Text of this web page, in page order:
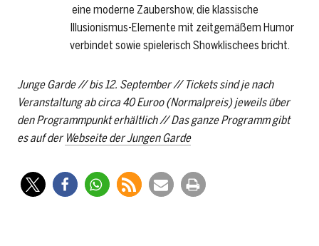
eine moderne Zaubershow, die klassische
Illusionismus-Elemente mit zeitgemäßem Humor
verbindet sowie spielerisch Showklischees bricht.
Junge Garde // bis 12. September // Tickets sind je nach
Veranstaltung ab circa 40 Euroo (Normalpreis) jeweils über
den Programmpunkt erhältlich // Das ganze Programm gibt
es auf der Webseite der Jungen Garde